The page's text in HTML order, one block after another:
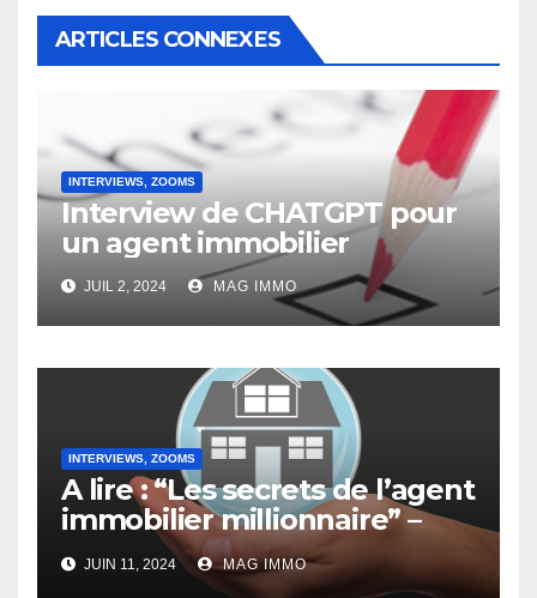
ARTICLES CONNEXES
INTERVIEWS, ZOOMS
Interview de CHATGPT pour
un agent immobilier
JUIL 2, 2024 MAG IMMO
INTERVIEWS, ZOOMS
A lire : “Les secrets de l’agent
immobilier millionnaire” –
Interview de Jacques
Doassans-Bernard
JUIN 11, 2024 MAG IMMO